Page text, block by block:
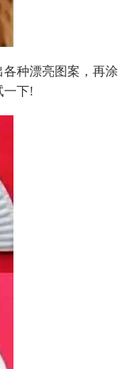
种漂亮图案，再涂
一下!